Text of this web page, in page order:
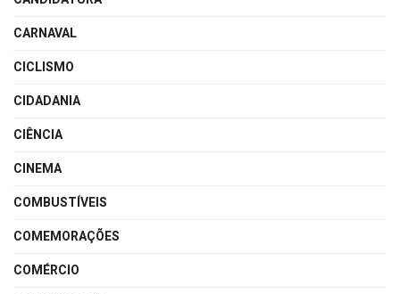
CARNAVAL
CICLISMO
CIDADANIA
CIÊNCIA
CINEMA
COMBUSTÍVEIS
COMEMORAÇÕES
COMÉRCIO